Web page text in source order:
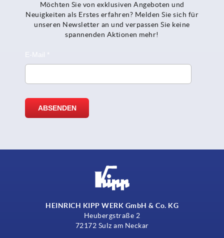
Möchten Sie von exklusiven Angeboten und
Neuigkeiten als Erstes erfahren? Melden Sie sich für
unseren Newsletter an und verpassen Sie keine
spannenden Aktionen mehr!
HEINRICH KIPP WERK GmbH & Co. KG
Heubergstraße 2
72172 Sulz am Neckar